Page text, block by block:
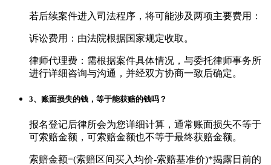
若后续案件进入司法程序，将可能涉及两项主要费用：
诉讼费用：由法院根据国家规定收取。
律师代理费：需根据案件具体情况，与委托律师事务所
进行详细咨询与沟通，并经双方协商一致后确定。
3、账面损失的钱，等于能获赔的钱吗？
报名登记后律所会为您详细计算，通常账面损失不等于
可索赔金额，可索赔金额也不等于最终获赔金额。
索赔金额=(索赔区间买入均价-索赔基准价)*揭露日前的